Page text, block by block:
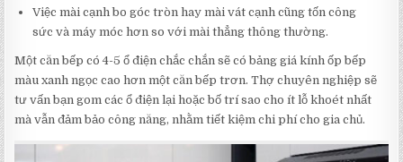
Việc mài cạnh bo góc tròn hay mài vát cạnh cũng tốn công
sức và máy móc hơn so với mài thẳng thông thường.
Một căn bếp có 4-5 ổ điện chắc chắn sẽ có bảng giá kính ốp bếp
màu xanh ngọc cao hơn một căn bếp trơn. Thợ chuyên nghiệp sẽ
tư vấn bạn gom các ổ điện lại hoặc bố trí sao cho ít lỗ khoét nhất
mà vẫn đảm bảo công năng, nhằm tiết kiệm chi phí cho gia chủ.